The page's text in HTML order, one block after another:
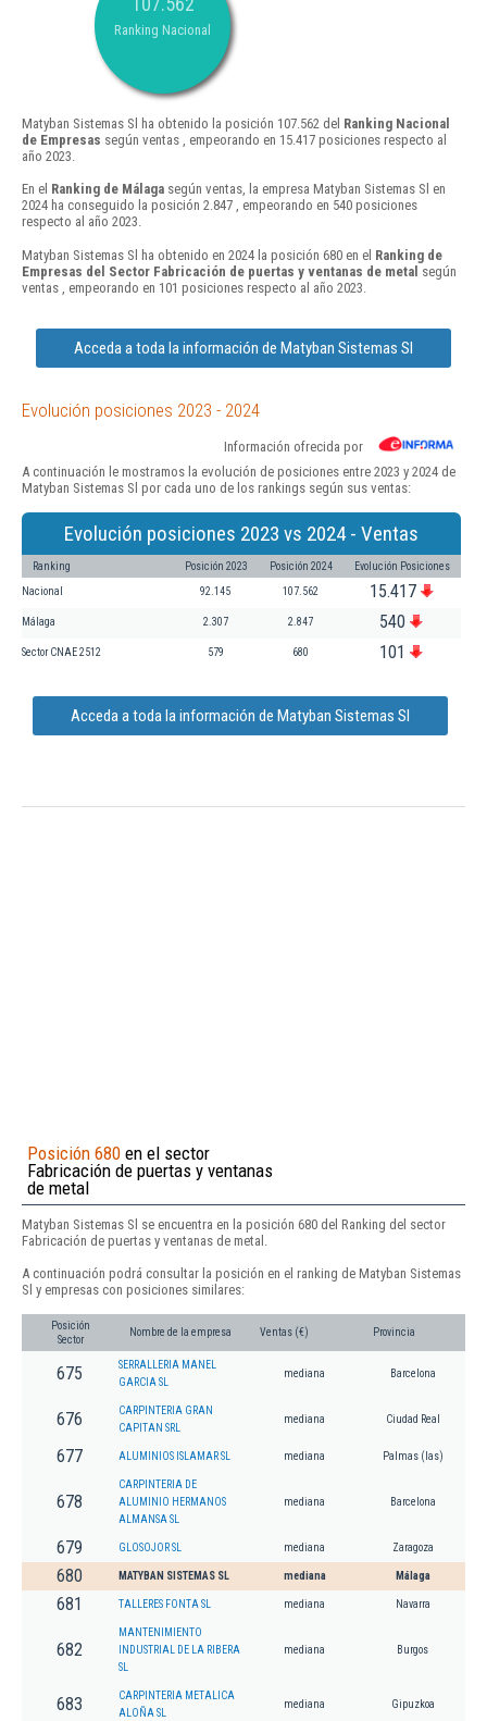
Ranking Nacional
Matyban Sistemas Sl ha obtenido la posición 107.562 del Ranking Nacional
de Empresas según ventas , empeorando en 15.417 posiciones respecto al
año 2023.
En el Ranking de Málaga según ventas, la empresa Matyban Sistemas Sl en
2024 ha conseguido la posición 2.847 , empeorando en 540 posiciones
respecto al año 2023.
Matyban Sistemas Sl ha obtenido en 2024 la posición 680 en el Ranking de
Empresas del Sector Fabricación de puertas y ventanas de metal según
ventas , empeorando en 101 posiciones respecto al año 2023.
Acceda a toda la información de Matyban Sistemas Sl
Evolución posiciones 2023 - 2024
Información ofrecida por
A continuación le mostramos la evolución de posiciones entre 2023 y 2024 de
Matyban Sistemas Sl por cada uno de los rankings según sus ventas:
Evolución posiciones 2023 vs 2024 - Ventas
Ranking Posición 2023 Posición 2024 Evolución Posiciones
Nacional 92.145 107.562 15.417
Málaga 2.307 2.847 540
Sector CNAE 2512 579 680 101
Acceda a toda la información de Matyban Sistemas Sl
Posición 680 en el sector
Fabricación de puertas y ventanas
de metal
Matyban Sistemas Sl se encuentra en la posición 680 del Ranking del sector
Fabricación de puertas y ventanas de metal.
A continuación podrá consultar la posición en el ranking de Matyban Sistemas
Sl y empresas con posiciones similares:
Posición
Sector
Nombre de la empresa Ventas (€) Provincia
675
SERRALLERIA MANEL
GARCIA SL
mediana Barcelona
676
CARPINTERIA GRAN
CAPITAN SRL
mediana Ciudad Real
677 ALUMINIOS ISLAMAR SL mediana Palmas (las)
678
CARPINTERIA DE
ALUMINIO HERMANOS
ALMANSA SL
mediana Barcelona
679 GLOSOJOR SL mediana Zaragoza
680 MATYBAN SISTEMAS SL mediana Málaga
681 TALLERES FONTA SL mediana Navarra
682
MANTENIMIENTO
INDUSTRIAL DE LA RIBERA
SL
mediana Burgos
683
CARPINTERIA METALICA
ALOÑA SL
mediana Gipuzkoa